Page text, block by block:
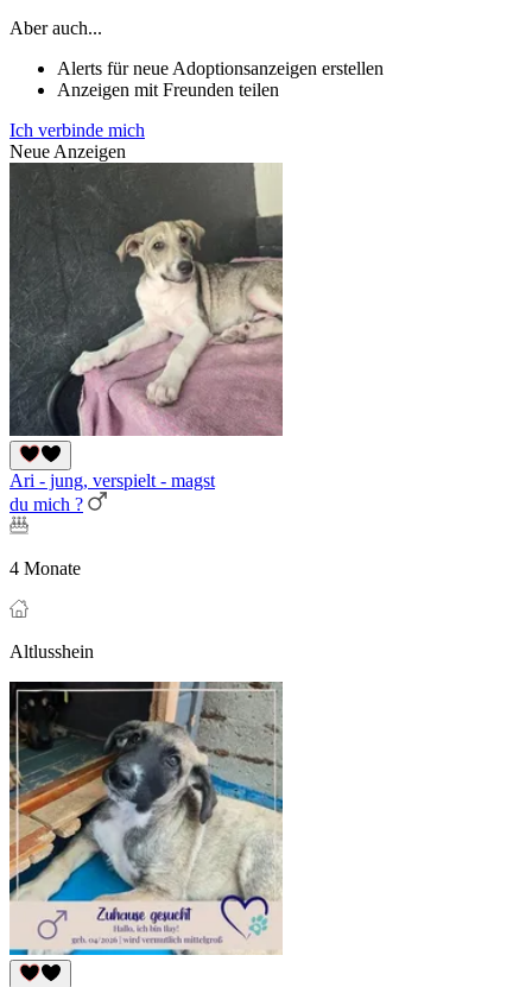
Aber auch...
Alerts für neue Adoptionsanzeigen erstellen
Anzeigen mit Freunden teilen
Ich verbinde mich
Neue Anzeigen
Ari - jung, verspielt - magst
du mich ?
4 Monate
Altlusshein